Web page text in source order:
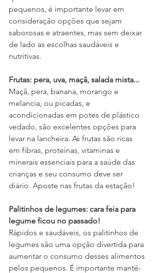
pequenos, é importante levar em
consideração opções que sejam
saborosas e atraentes, mas sem deixar
de lado as escolhas saudáveis e
nutritivas.
Frutas: pera, uva, maçã, salada mista...
Maçã, pera, banana, morango e
melancia, ou picadas, e
acondicionadas em potes de plástico
vedado, são excelentes opções para
levar na lancheira. As frutas são ricas
em fibras, proteínas, vitaminas e
minerais essenciais para a saúde das
crianças e seu consumo deve ser
diário. Aposte nas frutas da estação!
Palitinhos de legumes: cara feia para
legume ficou no passado!
Rápidos e saudáveis, os palitinhos de
legumes são uma opção divertida para
aumentar o consumo desses alimentos
pelos pequenos. É importante mantê-